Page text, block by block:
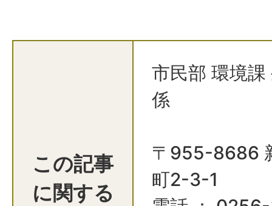
この記事
に関する
市民部 環境
係
〒955-8686
町2-3-1